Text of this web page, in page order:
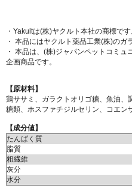
・Yakultは(株)ヤクルト本社の商標です
・ 本品にはヤクルト薬品工業(株)のガ
・ 本品は、(株)ジャパンペットコミ
企画商品です。
【原材料】
鶏ササミ、ガラクトオリゴ糖、魚油、
糖類、ホスファチジルセリン、コエン
【成分値】
たんぱく質
脂質
粗繊維
灰分
水分